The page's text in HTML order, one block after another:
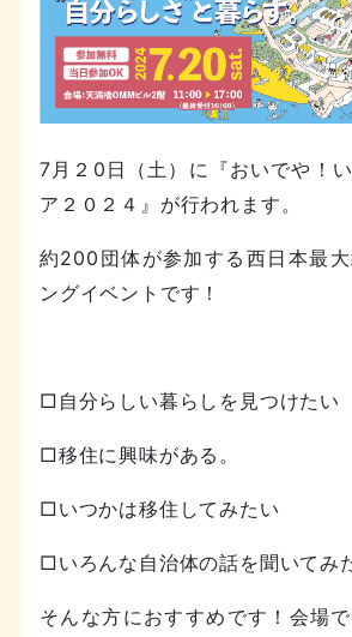
7月２0日（土）に『おいでや！
ア２０２４』が行われます。
約200団体が参加する西日本最
ングイベントです！
□自分らしい暮らしを見つけたい
□移住に興味がある。
□いつかは移住してみたい
□いろんな自治体の話を聞いてみ
そんな方におすすめです！会場